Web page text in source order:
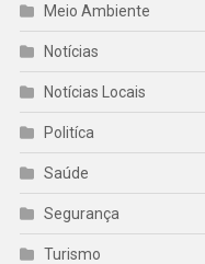
Meio Ambiente
Notícias
Notícias Locais
Politíca
Saúde
Segurança
Turismo